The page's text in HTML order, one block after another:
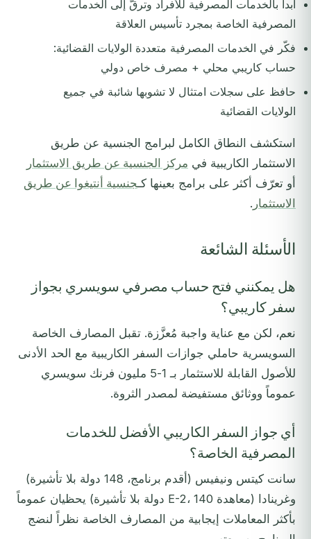
ابدأ بالخدمات المصرفية للأفراد وترقّ إلى الخدمات
المصرفية الخاصة بمجرد تأسيس العلاقة
فكّر في الخدمات المصرفية متعددة الولايات القضائية:
حساب كاريبي محلي + مصرف خاص دولي
حافظ على سجلات امتثال لا تشوبها شائبة في جميع
الولايات القضائية
استكشف النطاق الكامل لبرامج الجنسية عن طريق
الاستثمار الكاريبية في مركز الجنسية عن طريق الاستثمار
أو تعرّف أكثر على برامج بعينها كـجنسية أنتيغوا عن طريق
الاستثمار .
الأسئلة الشائعة
هل يمكنني فتح حساب مصرفي سويسري بجواز
سفر كاريبي؟
نعم، لكن مع عناية واجبة مُعزَّزة. تقبل المصارف الخاصة
السويسرية حاملي جوازات السفر الكاريبية مع الحد الأدنى
للأصول القابلة للاستثمار بـ 1-5 مليون فرنك سويسري
عموماً ووثائق مستفيضة لمصدر الثروة.
أي جواز السفر الكاريبي الأفضل للخدمات
المصرفية الخاصة؟
سانت كيتس ونيفيس (أقدم برنامج، 148 دولة بلا تأشيرة)
وغرينادا (معاهدة E-2، 140 دولة بلا تأشيرة) يحظيان عموماً
بأكثر المعاملات إيجابية من المصارف الخاصة نظراً لنضج